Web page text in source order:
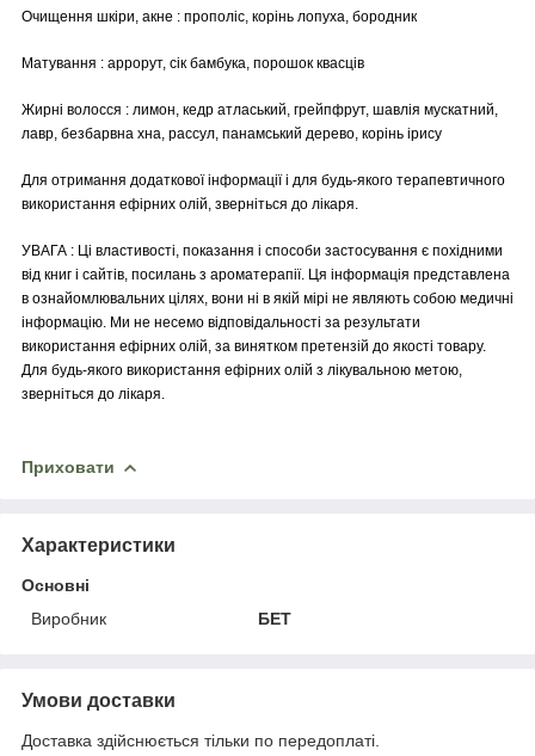
Очищення шкіри, акне : прополіс, корінь лопуха, бородник
Матування : аррорут, сік бамбука, порошок квасців
Жирні волосся : лимон, кедр атласький, грейпфрут, шавлія мускатний,
лавр, безбарвна хна, рассул, панамський дерево, корінь ірису
Для отримання додаткової інформації і для будь-якого терапевтичного
використання ефірних олій, зверніться до лікаря.
УВАГА : Ці властивості, показання і способи застосування є похідними
від книг і сайтів, посилань з ароматерапії. Ця інформація представлена
в ознайомлювальних цілях, вони ні в якій мірі не являють собою медичні
інформацію. Ми не несемо відповідальності за результати
використання ефірних олій, за винятком претензій до якості товару.
Для будь-якого використання ефірних олій з лікувальною метою,
зверніться до лікаря.
Приховати
Характеристики
Основні
Виробник
БЕТ
Умови доставки
Доставка здійснюється тільки по передоплаті.